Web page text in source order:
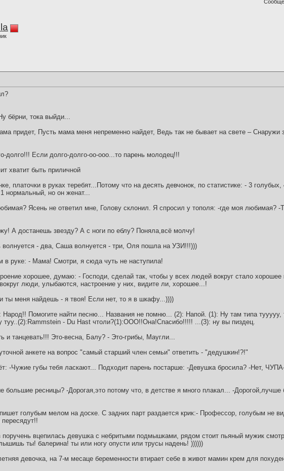
бёрни, тока выйди...
придет, Пусть мама меня непременно найдет, Ведь так не бывает на свете – Снаружи
долго!!! Если долго-долго-оо-ооо...то парень молодец!!!
хватит быть приличной
платочки в руках теребят...Потому что на десять девчонок, по статистике: - 3 голубых,
нормальный, но он женат...
Ясень не ответил мне, Голову склонил. Я спросил у тополя: -где моя любимая?
А достанешь звезду? А с ноги по еблу? Поняла,всё молчу!
волнуется - два, Саша волнуется - три, Оля пошла на УЗИ!!!)))
в руке: - Мама! Смотри, я сюда чуть не наступила!
хорошее, думаю: - Господи, сделай так, чтобы у всех людей вокруг стало хорошее
люди, улыбаются, настроение у них, видите ли, хорошее...!
ты меня найдешь - я твоя! Если нет, то я в шкафу...))))
Помогите найти песню... Названия не помню... (2): Напой. (1): Ну там типа тууууу,
туу..(2):Rammstein - Du Hast чтоли?(1):ООО!!Она!Спасибо!!!!! ...(3): ну вы пиздец.
и танцевать!!! Это-весна, Балу? - Это-грибы, Маугли...
анкете на вопрос "самый старший член семьи" ответить - "дедушкин!?!"
-Чужие губы тебя ласкают... Подходит парень постарше: -Девушка бросила? -Нет,
большие ресницы? -Дорогая,это потому что, в детстве я много плакал... -
голубым мелом на доске. С задних парт раздается крик:- Профессор, голубым не
поручень вцепилась девушка с небритыми подмышками, рядом стоит пьяный мужик
ты! балерина! ты или ногу опусти или трусы надень! ))))))
девочка, на 7-м месаце беременности втирает себе в живот мамин крем для